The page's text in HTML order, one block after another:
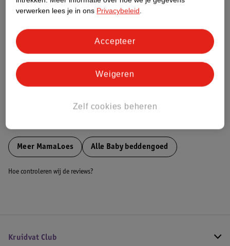
Nature Impact Score
Meer informatie
Bestel & Bezorginformatie
Meer MamaLoes Alle Baby beddengoed
Hoe controleren wij de reviews?
Kruidvat Club
verwerken lees je in ons Privacybeleid.
Zelf cookies beheren
Weigeren
Accepteer